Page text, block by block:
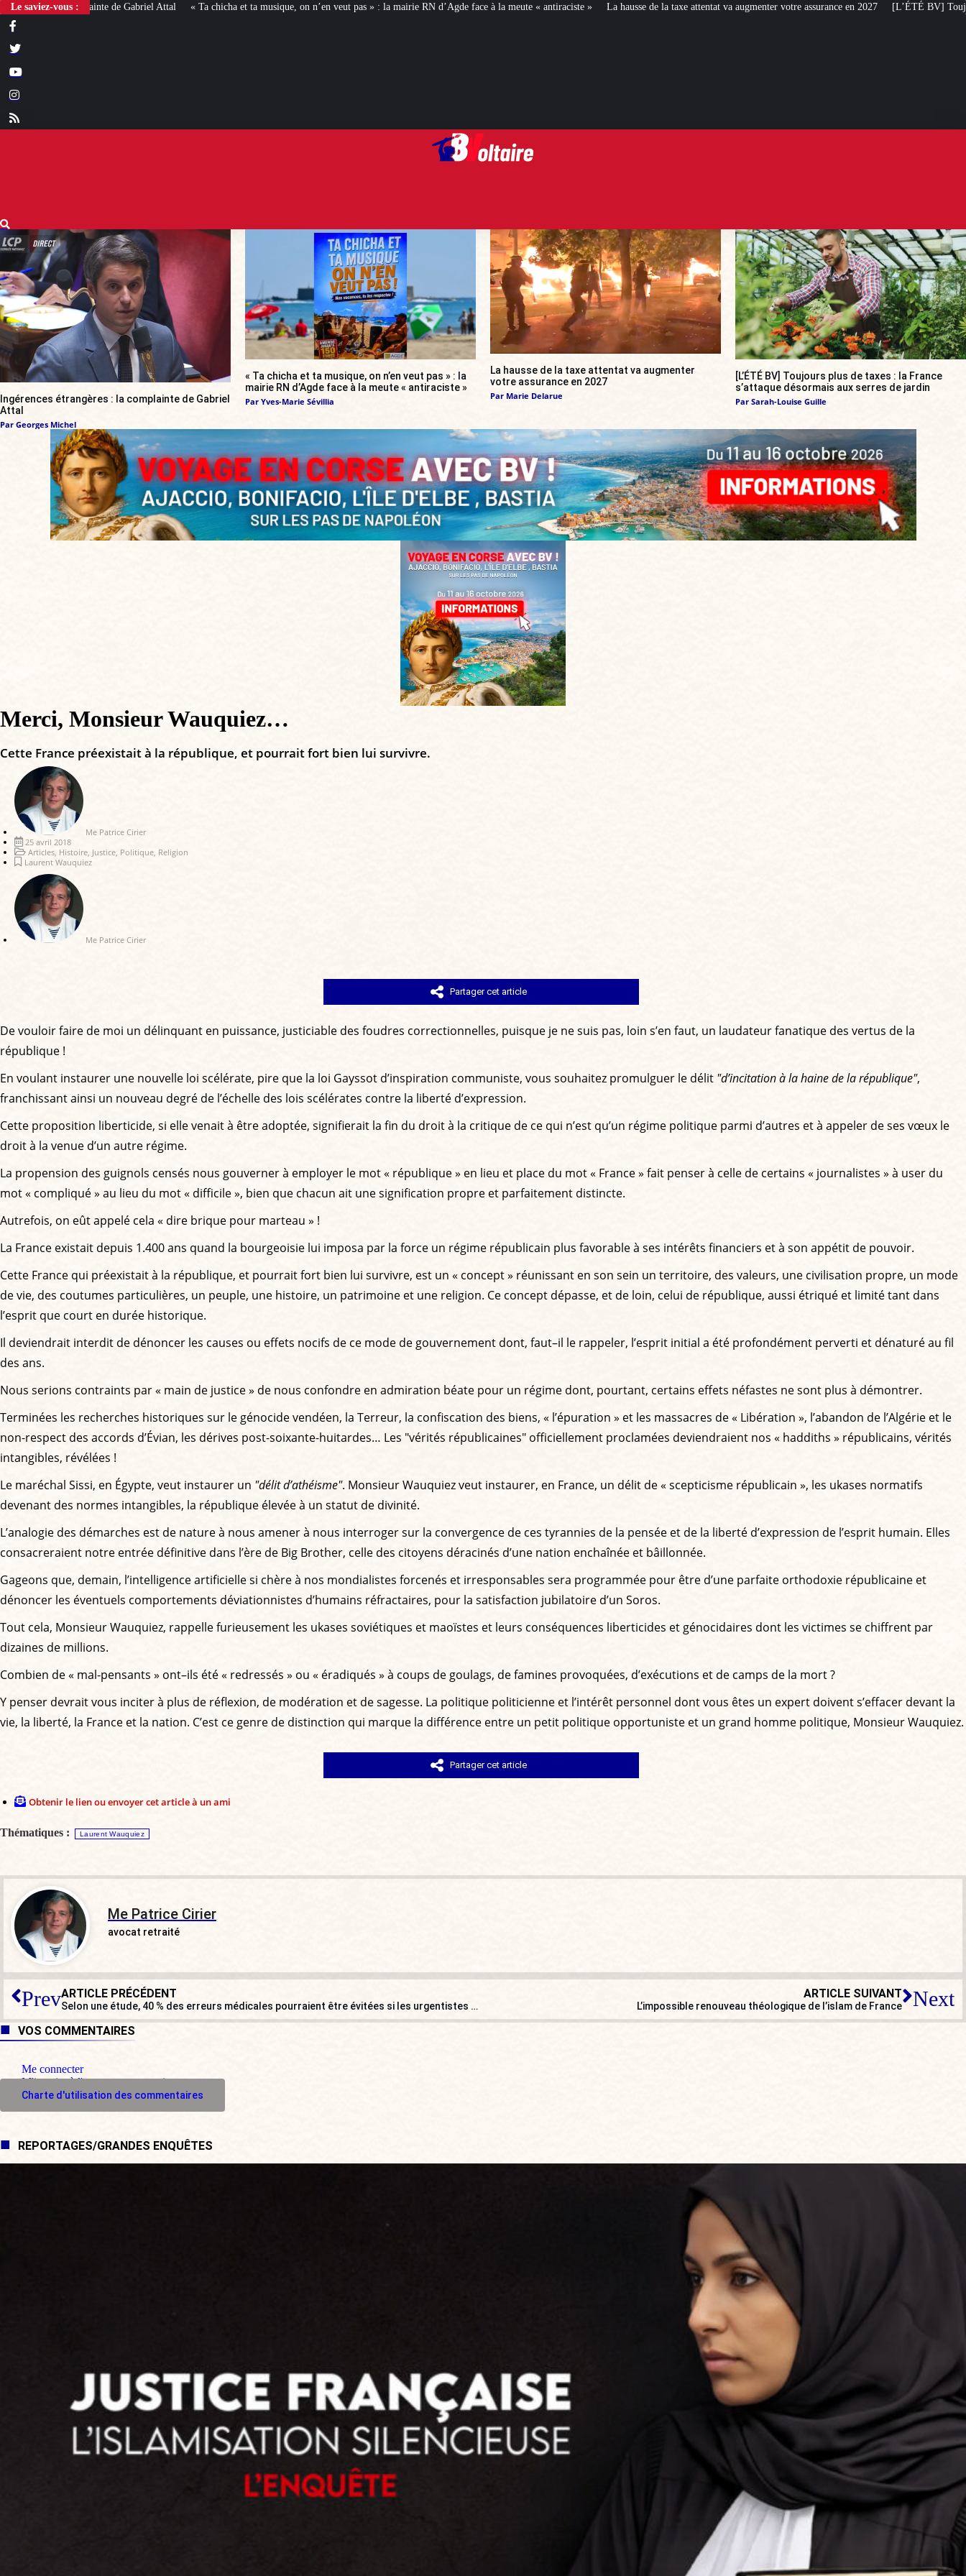
Le saviez-vous :« Ta chicha et ta musique, on n’en veut pas » : la mairie RN d’Agde face à la meute « antiraciste » La hausse de la taxe attentat va augmenter votre assurance en 2027 [L’ÉTÉ BV] Toujours plus de taxes : la France
Ingérences étrangères : la complainte de Gabriel
Attal
Par Georges Michel
« Ta chicha et ta musique, on n’en veut pas » : la
mairie RN d’Agde face à la meute « antiraciste »
Par Yves-Marie Sévillia
La hausse de la taxe attentat va augmenter
votre assurance en 2027
Par Marie Delarue
[L’ÉTÉ BV] Toujours plus de taxes : la France
s’attaque désormais aux serres de jardin
Par Sarah-Louise Guille
Merci, Monsieur Wauquiez…
Cette France préexistait à la république, et pourrait fort bien lui survivre.
Me Patrice Cirier
25 avril 2018
Articles Histoire Justice Politique Religion
Laurent Wauquiez
Me Patrice Cirier
Partager cet article
De vouloir faire de moi un délinquant en puissance, justiciable des foudres correctionnelles, puisque je ne suis pas, loin s’en faut, un laudateur fanatique des vertus de la
république !
En voulant instaurer une nouvelle loi scélérate, pire que la loi Gayssot d’inspiration communiste, vous souhaitez promulguer le délit "d’incitation à la haine de la république",
franchissant ainsi un nouveau degré de l’échelle des lois scélérates contre la liberté d’expression.
Cette proposition liberticide, si elle venait à être adoptée, signifierait la fin du droit à la critique de ce qui n’est qu’un régime politique parmi d’autres et à appeler de ses vœux le
droit à la venue d’un autre régime.
La propension des guignols censés nous gouverner à employer le mot « république » en lieu et place du mot « France » fait penser à celle de certains « journalistes » à user du
mot « compliqué » au lieu du mot « difficile », bien que chacun ait une signification propre et parfaitement distincte.
Autrefois, on eût appelé cela « dire brique pour marteau » !
La France existait depuis 1.400 ans quand la bourgeoisie lui imposa par la force un régime républicain plus favorable à ses intérêts financiers et à son appétit de pouvoir.
Cette France qui préexistait à la république, et pourrait fort bien lui survivre, est un « concept » réunissant en son sein un territoire, des valeurs, une civilisation propre, un mode
de vie, des coutumes particulières, un peuple, une histoire, un patrimoine et une religion. Ce concept dépasse, et de loin, celui de république, aussi étriqué et limité tant dans
l’esprit que court en durée historique.
Il deviendrait interdit de dénoncer les causes ou effets nocifs de ce mode de gouvernement dont, faut–il le rappeler, l’esprit initial a été profondément perverti et dénaturé au fil
des ans.
Nous serions contraints par « main de justice » de nous confondre en admiration béate pour un régime dont, pourtant, certains effets néfastes ne sont plus à démontrer.
Terminées les recherches historiques sur le génocide vendéen, la Terreur, la confiscation des biens, « l’épuration » et les massacres de « Libération », l’abandon de l’Algérie et le
non-respect des accords d’Évian, les dérives post-soixante-huitardes… Les "vérités républicaines" officiellement proclamées deviendraient nos « haddiths » républicains, vérités
intangibles, révélées !
Le maréchal Sissi, en Égypte, veut instaurer un "délit d’athéisme". Monsieur Wauquiez veut instaurer, en France, un délit de « scepticisme républicain », les ukases normatifs
devenant des normes intangibles, la république élevée à un statut de divinité.
L’analogie des démarches est de nature à nous amener à nous interroger sur la convergence de ces tyrannies de la pensée et de la liberté d’expression de l’esprit humain. Elles
consacreraient notre entrée définitive dans l’ère de Big Brother, celle des citoyens déracinés d’une nation enchaînée et bâillonnée.
Gageons que, demain, l’intelligence artificielle si chère à nos mondialistes forcenés et irresponsables sera programmée pour être d’une parfaite orthodoxie républicaine et
dénoncer les éventuels comportements déviationnistes d’humains réfractaires, pour la satisfaction jubilatoire d’un Soros.
Tout cela, Monsieur Wauquiez, rappelle furieusement les ukases soviétiques et maoïstes et leurs conséquences liberticides et génocidaires dont les victimes se chiffrent par
dizaines de millions.
Combien de « mal-pensants » ont–ils été « redressés » ou « éradiqués » à coups de goulags, de famines provoquées, d’exécutions et de camps de la mort ?
Y penser devrait vous inciter à plus de réflexion, de modération et de sagesse. La politique politicienne et l’intérêt personnel dont vous êtes un expert doivent s’effacer devant la
vie, la liberté, la France et la nation. C’est ce genre de distinction qui marque la différence entre un petit politique opportuniste et un grand homme politique, Monsieur Wauquiez.
Partager cet article
Obtenir le lien ou envoyer cet article à un ami
Thématiques : Laurent Wauquiez
Me Patrice Cirier
avocat retraité
PrevARTICLE PRÉCÉDENT
Selon une étude, 40 % des erreurs médicales pourraient être évitées si les urgentistes échangeaient !
ARTICLE SUIVANT
L’impossible renouveau théologique de l’islam de France Next
VOS COMMENTAIRES
Me connecter
M'inscrire à l'espace commentaire
Charte d'utilisation des commentaires
REPORTAGES/GRANDES ENQUÊTES